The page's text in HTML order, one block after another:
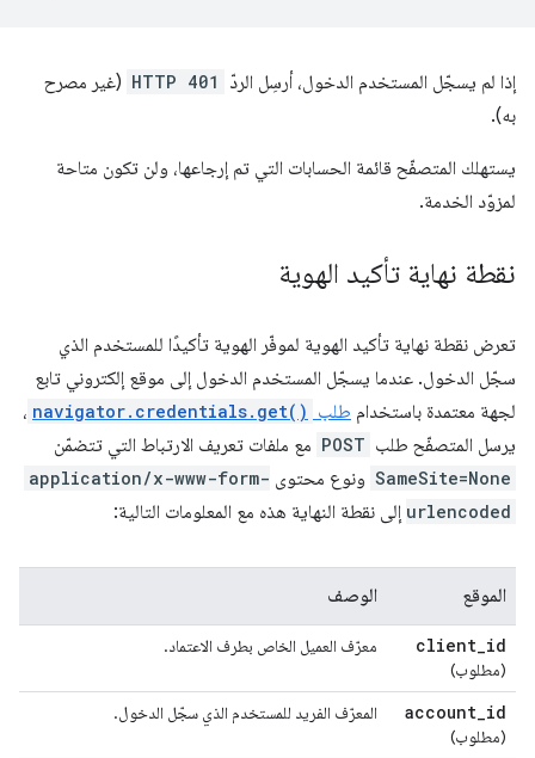
إذا لم يسجّل المستخدم الدخول، أرسِل الردّ HTTP 401 (غير مصرح
به).
يستهلك المتصفّح قائمة الحسابات التي تم إرجاعها، ولن تكون متاحة
لمزوّد الخدمة.
نقطة نهاية تأكيد الهوية
تعرض نقطة نهاية تأكيد الهوية لموفّر الهوية تأكيدًا للمستخدم الذي
سجّل الدخول. عندما يسجّل المستخدم الدخول إلى موقع إلكتروني تابع
لجهة معتمدة باستخدام طلب navigator.credentials.get() ،
يرسل المتصفّح طلب POST مع ملفات تعريف الارتباط التي تتضمّن
SameSite=None ونوع محتوى application/x-www-form-
urlencoded إلى نقطة النهاية هذه مع المعلومات التالية:
الموقع الوصف
client_id
(مطلوب)
معرّف العميل الخاص بطرف الاعتماد.
account_id
(مطلوب)
المعرّف الفريد للمستخدم الذي سجّل الدخول.